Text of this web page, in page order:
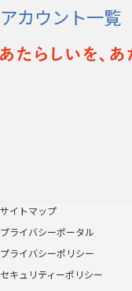
アカウント一覧
サイトマップ
プライバシーポータル
プライバシーポリシー
セキュリティーポリシー